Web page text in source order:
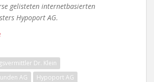
gelisteten internetbasierten
Hypoport AG.
Dr. Klein
AG
Hypoport AG